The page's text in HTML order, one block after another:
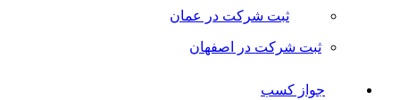
ثبت شرکت در عمان
ثبت شرکت در اصفهان
جواز کسب